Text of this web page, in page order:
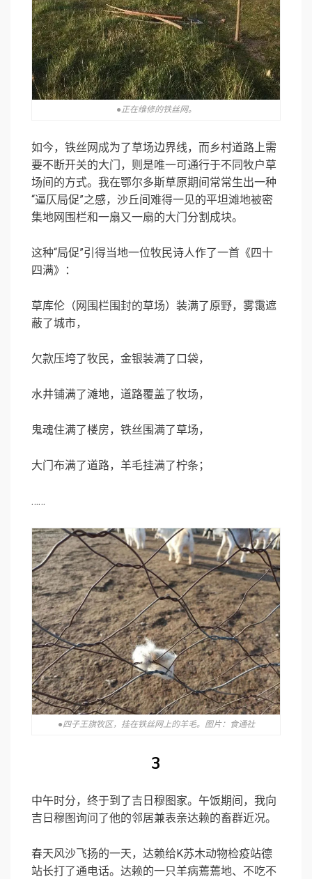
●正在维修的铁丝网。
如今，铁丝网成为了草场边界线，而乡村道路上需
要不断开关的大门，则是唯一可通行于不同牧户草
场间的方式。我在鄂尔多斯草原期间常常生出一种
“逼仄局促”之感，沙丘间难得一见的平坦滩地被密
集地网围栏和一扇又一扇的大门分割成块。
这种“局促”引得当地一位牧民诗人作了一首《四十
四满》：
草库伦（网围栏围封的草场）装满了原野，雾霭遮
蔽了城市，
欠款压垮了牧民，金银装满了口袋，
水井铺满了滩地，道路覆盖了牧场，
鬼魂住满了楼房，铁丝围满了草场，
大门布满了道路，羊毛挂满了柠条；
……
●四子王旗牧区，挂在铁丝网上的羊毛。图片：食通社
3
中午时分，终于到了吉日穆图家。午饭期间，我向
吉日穆图询问了他的邻居兼表亲达赖的畜群近况。
春天风沙飞扬的一天，达赖给K苏木动物检疫站德
站长打了通电话。达赖的一只羊病蔫蔫地、不吃不